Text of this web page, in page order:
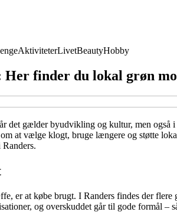
AktiviteterLivetBeautyHobby
finder du lokal grøn
det gælder byudvikling og kultur, men
at vælge klogt, bruge længere og støtte
er at købe brugt. I Randers findes der
og overskuddet går til gode formål –